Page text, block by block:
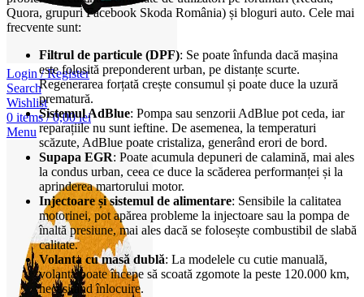
Login / Register
Search
Wishlist
0 items / 0,00lei
Menu
Quora, grupuri Facebook Skoda România) și bloguri auto. Cele mai
frecvente sunt:
Filtrul de particule (DPF): Se poate înfunda dacă mașina
este folosită preponderent urban, pe distanțe scurte.
Regenerarea forțată crește consumul și poate duce la uzură
prematură.
Sistemul AdBlue: Pompa sau senzorii AdBlue pot ceda, iar
reparațiile nu sunt ieftine. De asemenea, la temperaturi
scăzute, AdBlue poate cristaliza, generând erori de bord.
Supapa EGR: Poate acumula depuneri de calamină, mai ales
la condus urban, ceea ce duce la scăderea performanței și la
aprinderea martorului motor.
Injectoare și sistemul de alimentare: Sensibile la calitatea
motorinei, pot apărea probleme la injectoare sau la pompa de
înaltă presiune, mai ales dacă se folosește combustibil de slabă
calitate.
Volanta cu masă dublă: La modelele cu cutie manuală,
volanta poate începe să scoată zgomote la peste 120.000 km,
necesitând înlocuire.